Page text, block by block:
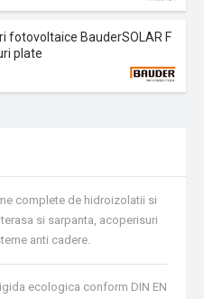
fotovoltaice BauderSOLAR F
plate
complete de hidroizolatii si
si sarpanta, acoperisuri
anti cadere.
ecologica conform DIN EN